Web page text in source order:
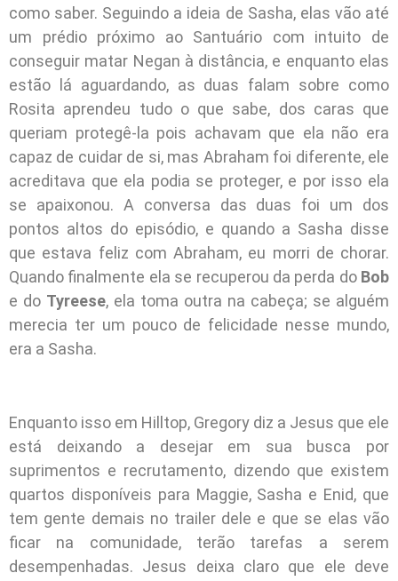
como saber. Seguindo a ideia de Sasha, elas vão até
um prédio próximo ao Santuário com intuito de
conseguir matar Negan à distância, e enquanto elas
estão lá aguardando, as duas falam sobre como
Rosita aprendeu tudo o que sabe, dos caras que
queriam protegê-la pois achavam que ela não era
capaz de cuidar de si, mas Abraham foi diferente, ele
acreditava que ela podia se proteger, e por isso ela
se apaixonou. A conversa das duas foi um dos
pontos altos do episódio, e quando a Sasha disse
que estava feliz com Abraham, eu morri de chorar.
Quando finalmente ela se recuperou da perda do Bob
e do Tyreese, ela toma outra na cabeça; se alguém
merecia ter um pouco de felicidade nesse mundo,
era a Sasha.
Enquanto isso em Hilltop, Gregory diz a Jesus que ele
está deixando a desejar em sua busca por
suprimentos e recrutamento, dizendo que existem
quartos disponíveis para Maggie, Sasha e Enid, que
tem gente demais no trailer dele e que se elas vão
ficar na comunidade, terão tarefas a serem
desempenhadas. Jesus deixa claro que ele deve